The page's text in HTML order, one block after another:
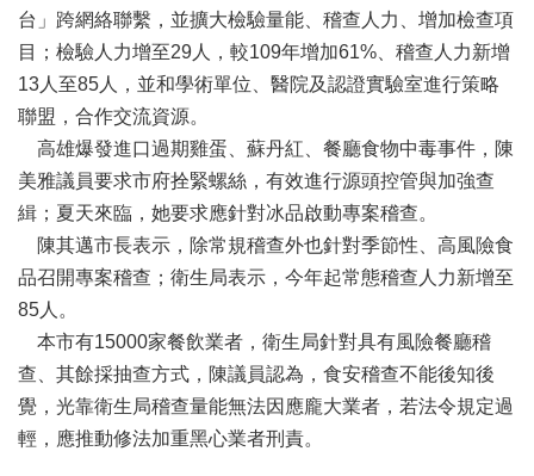
民
服
務
本
會
系
統
回
首
頁
網
站
導
覽
台」跨網絡聯繫，並擴大檢驗量能、稽查人力、增加檢查項
目；檢驗人力增至29人，較109年增加61%、稽查人力新增
13人至85人，並和學術單位、醫院及認證實驗室進行策略
聯盟，合作交流資源。
高雄爆發進口過期雞蛋、蘇丹紅、餐廳食物中毒事件，陳
美雅議員要求市府拴緊螺絲，有效進行源頭控管與加強查
緝；夏天來臨，她要求應針對冰品啟動專案稽查。
陳其邁市長表示，除常規稽查外也針對季節性、高風險食
品召開專案稽查；衛生局表示，今年起常態稽查人力新增至
85人。
本市有15000家餐飲業者，衛生局針對具有風險餐廳稽
查、其餘採抽查方式，陳議員認為，食安稽查不能後知後
覺，光靠衛生局稽查量能無法因應龐大業者，若法令規定過
輕，應推動修法加重黑心業者刑責。